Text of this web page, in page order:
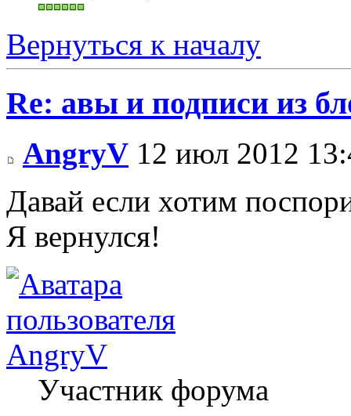
Вернуться к началу
Re: авы и подписи из
AngryV 12 июл 2012
Давай если хотим
Я вернулся!
AngryV
Участник форума